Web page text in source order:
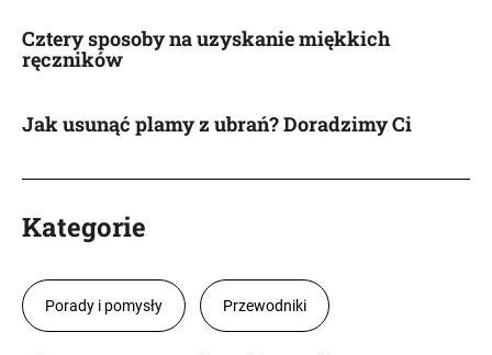
Cztery sposoby na uzyskanie miękkich
ręczników
Jak usunąć plamy z ubrań? Doradzimy Ci
Kategorie
Porady i pomysły Przewodniki